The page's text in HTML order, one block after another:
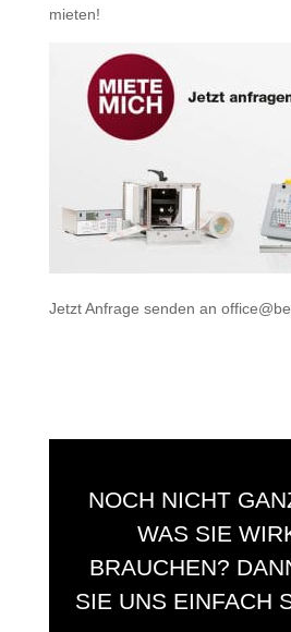
mieten!
Jetzt Anfrage senden an
NOCH NICHT
WAS SIE
BRAUCHEN?
SIE UNS EINFACH